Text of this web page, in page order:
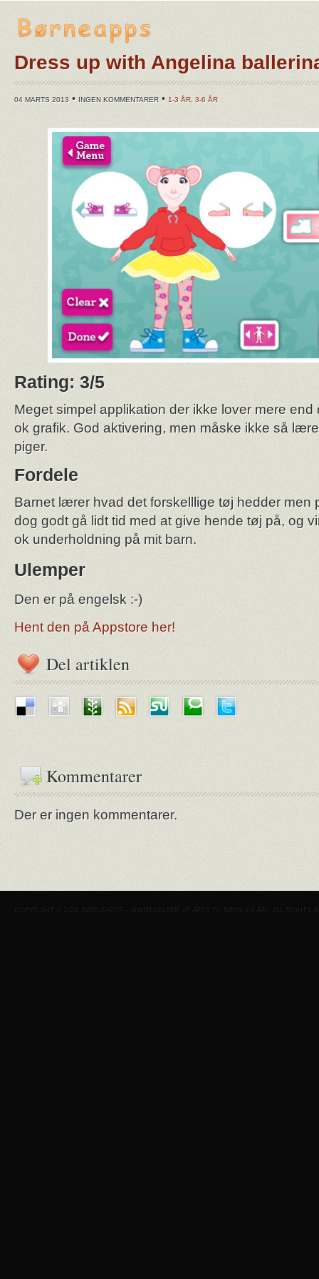
Dress up with Angelina
04 MARTS 2013 • INGEN KOMMENTARER • 1-3 ÅR 3-6 ÅR
Rating: 3/5
Meget simpel applikation der ikke lover mere end
ok grafik. God aktivering, men måske ikke så
piger.
Fordele
Barnet lærer hvad det forskelllige tøj hedder
dog godt gå lidt tid med at give hende tøj på, og
ok underholdning på mit barn.
Ulemper
Den er på engelsk :-)
Hent den på Appstore her!
Del artiklen
Kommentarer
Der er ingen kommentarer.
COPYRIGHT © 2026. BØRNEAPPS – ANMELDELSER AF APPS TIL BØRN 0-6 ÅR!. ALL RIGHTS